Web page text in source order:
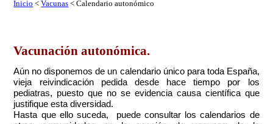
Inicio <Vacunas < Calendario autonómico
Vacunación autonómica.
Aún no disponemos de un calendario único para toda España,
vieja reivindicación pedida desde hace tiempo por los
pediatras, puesto que no se evidencia causa científica que
justifique esta diversidad.
Hasta que ello suceda, puede consultar los calendarios de